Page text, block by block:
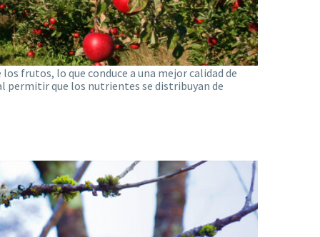
frutos, lo que conduce a una mejor calidad de
permitir que los nutrientes se distribuyan de